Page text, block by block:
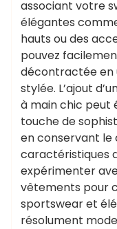
associant votre
élégantes
hauts ou des
pouvez
décontractée en
stylée. L’ajout
à main chic peut
touche de
en conservant
caractéristiques
expérimenter
vêtements pour
sportswear et
résolument